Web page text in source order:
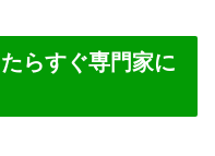
らすぐ専門家に